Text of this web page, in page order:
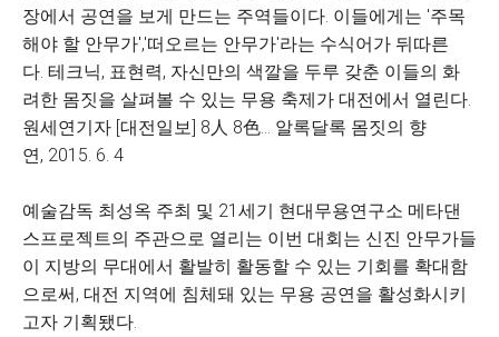
장에서 공연을 보게 만드는 주역들이다. 이들에게는 '주목
해야 할 안무가','떠오르는 안무가'라는 수식어가 뒤따른
다. 테크닉, 표현력, 자신만의 색깔을 두루 갖춘 이들의 화
려한 몸짓을 살펴볼 수 있는 무용 축제가 대전에서 열린다.
원세연기자 [대전일보] 8人 8色… 알록달록 몸짓의 향
연, 2015. 6. 4
예술감독 최성옥 주최 및 21세기 현대무용연구소 메타댄
스프로젝트의 주관으로 열리는 이번 대회는 신진 안무가들
이 지방의 무대에서 활발히 활동할 수 있는 기회를 확대함
으로써, 대전 지역에 침체돼 있는 무용 공연을 활성화시키
고자 기획됐다.